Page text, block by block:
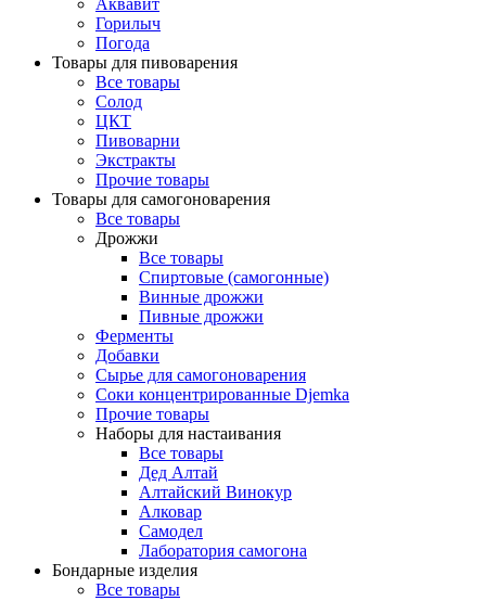
Горилыч
Погода
Товары для пивоварения
Все товары
Солод
ЦКТ
Пивоварни
Экстракты
Прочие товары
Товары для самогоноварения
Все товары
Дрожжи
Все товары
Спиртовые (самогонные)
Винные дрожжи
Пивные дрожжи
Ферменты
Добавки
Сырье для самогоноварения
Соки концентрированные Djemka
Прочие товары
Наборы для настаивания
Все товары
Дед Алтай
Алтайский Винокур
Алковар
Самодел
Лаборатория самогона
Бондарные изделия
Все товары